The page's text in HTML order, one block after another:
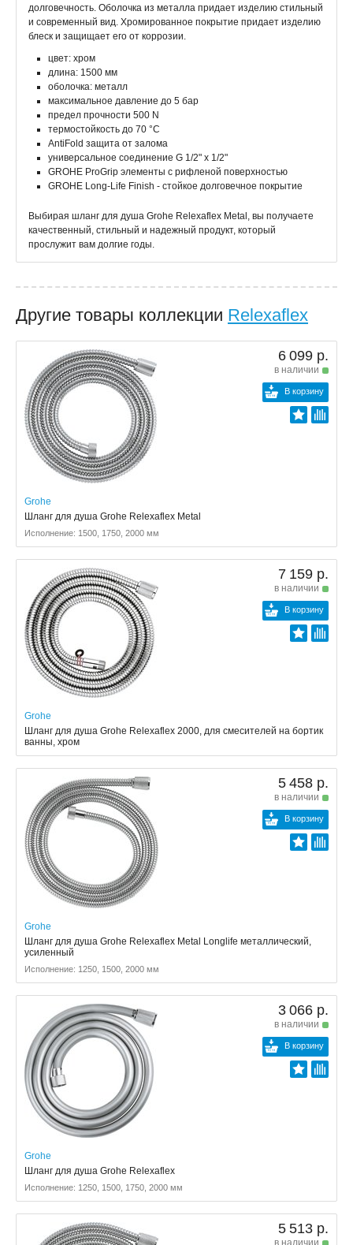
долговечность. Оболочка из металла придает изделию стильный
и современный вид. Хромированное покрытие придает изделию
блеск и защищает его от коррозии.
цвет: хром
длина: 1500 мм
оболочка: металл
максимальное давление до 5 бар
предел прочности 500 N
термостойкость до 70 °C
AntiFold защита от залома
универсальное соединение G 1/2" x 1/2"
GROHE ProGrip элементы с рифленой поверхностью
GROHE Long-Life Finish - стойкое долговечное покрытие
Выбирая шланг для душа Grohe Relexaflex Metal, вы получаете
качественный, стильный и надежный продукт, который
прослужит вам долгие годы.
Другие товары коллекции Relexaflex
6 099 р.
в наличии
В корзину
Grohe
Шланг для душа Grohe Relexaflex Metal
Исполнение: 1500, 1750, 2000 мм
7 159 р.
в наличии
В корзину
Grohe
Шланг для душа Grohe Relexaflex 2000, для смесителей на бортик
ванны, хром
5 458 р.
в наличии
В корзину
Grohe
Шланг для душа Grohe Relexaflex Metal Longlife металлический,
усиленный
Исполнение: 1250, 1500, 2000 мм
3 066 р.
в наличии
В корзину
Grohe
Шланг для душа Grohe Relexaflex
Исполнение: 1250, 1500, 1750, 2000 мм
5 513 р.
в наличии